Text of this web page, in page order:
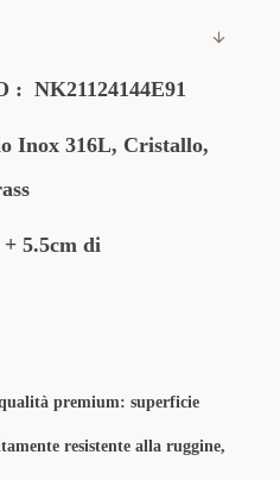
: NK21124144E91
Inox 316L, Cristallo,
5.5cm di
premium: superficie
resistente alla ruggine,